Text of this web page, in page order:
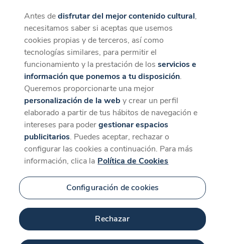
CaixaForum+
La mejor experiencia desde la App
Descargar
Antes dedisfrutar del mejor contenido cultural,
necesitamos saber si aceptas que usemos
cookies propias y de terceros, así como
tecnologías similares, para permitir el
funcionamiento y la prestación de losservicios e
información que ponemos a tu disposición.
Queremos proporcionarte una mejor
personalización de la web y crear un perfil
elaborado a partir de tus hábitos de navegación e
intereses para podergestionar espacios
publicitarios. Puedes aceptar, rechazar o
configurar las cookies a continuación. Para más
información, clica la Política de Cookies
Configuración de cookies
Rechazar